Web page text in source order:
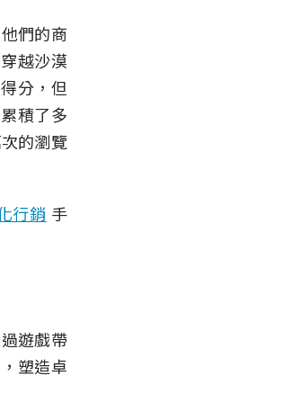
們的商
越沙漠
分，但
積了多
的瀏覽
行銷 手
遊戲帶
塑造卓